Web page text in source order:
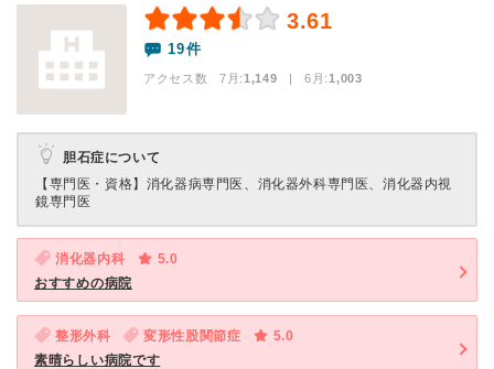
3.61
19件
アクセス数 7月:1,149 | 6月:1,003
胆石症について
【専門医・資格】 消化器病専門医、消化器外科専門医、消化器内視
鏡専門医
消化器内科
5.0
おすすめの病院
整形外科 変形性股関節症
5.0
素晴らしい病院です